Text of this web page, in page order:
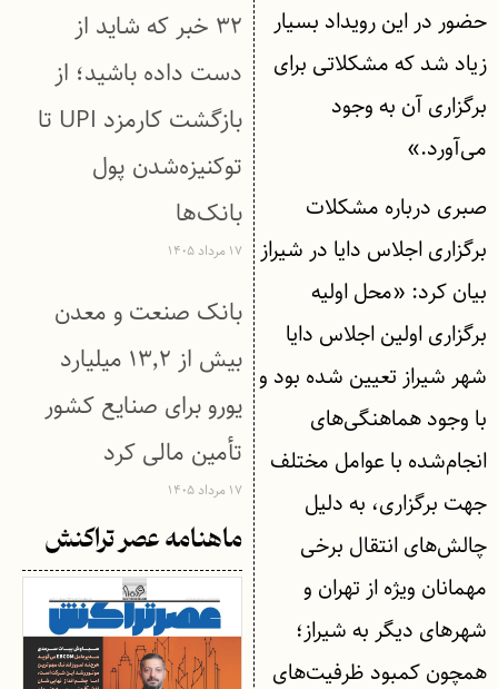
حضور در این رویداد بسیار
زیاد شد که مشکلاتی برای
برگزاری آن به وجود
می‌آورد.»
صبری درباره مشکلات
برگزاری اجلاس دایا در شیراز
بیان کرد: «محل اولیه
برگزاری اولین اجلاس دایا
شهر شیراز تعیین شده بود و
با وجود هماهنگی‌های
انجام‌شده با عوامل مختلف
جهت برگزاری، به دلیل
چالش‌های انتقال برخی
مهمانان ویژه از تهران و
شهرهای دیگر به شیراز؛
همچون کمبود ظرفیت‌های
۳۲ خبر که شاید از
دست داده باشید؛ از
بازگشت کارمزد UPI تا
توکنیزه‌شدن پول
بانک‌ها
۱۷ مرداد ۱۴۰۵
بانک صنعت و معدن
بیش از ۱۳٬۲ میلیارد
یورو برای صنایع کشور
تأمین مالی کرد
۱۷ مرداد ۱۴۰۵
ماهنامه عصر تراکنش